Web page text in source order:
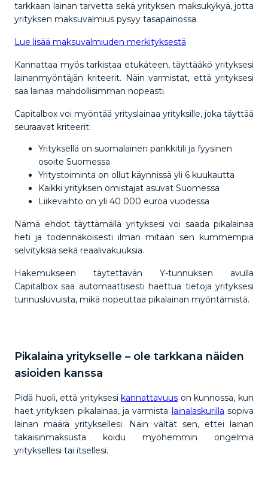
tarkkaan lainan tarvetta sekä yrityksen maksukykyä, jotta
yrityksen maksuvalmius pysyy tasapainossa.
Lue lisää maksuvalmiuden merkityksestä
Kannattaa myös tarkistaa etukäteen, täyttääkö yrityksesi
lainanmyöntäjän kriteerit. Näin varmistat, että yrityksesi
saa lainaa mahdollisimman nopeasti.
Capitalbox voi myöntää yrityslainaa yrityksille, joka täyttää
seuraavat kriteerit:
Yrityksellä on suomalainen pankkitili ja fyysinen
osoite Suomessa
Yritystoiminta on ollut käynnissä yli 6 kuukautta
Kaikki yrityksen omistajat asuvat Suomessa
Liikevaihto on yli 40 000 euroa vuodessa
Nämä ehdot täyttämällä yrityksesi voi saada pikalainaa
heti ja todennäköisesti ilman mitään sen kummempia
selvityksiä sekä reaalivakuuksia.
Hakemukseen täytettävän Y-tunnuksen avulla
Capitalbox saa automaattisesti haettua tietoja yrityksesi
tunnusluvuista, mikä nopeuttaa pikalainan myöntämistä.
Pikalaina yritykselle – ole tarkkana näiden
asioiden kanssa
Pidä huoli, että yrityksesikannattavuus on kunnossa, kun
haet yrityksen pikalainaa, ja varmista lainalaskurilla sopiva
lainan määrä yrityksellesi. Näin vältät sen, ettei lainan
takaisinmaksusta koidu myöhemmin ongelmia
yrityksellesi tai itsellesi.